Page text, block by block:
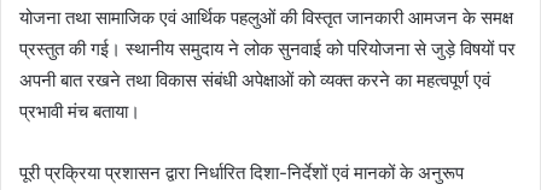
योजना तथा सामाजिक एवं आर्थिक पहलुओं की विस्तृत जानकारी आमजन के समक्ष
प्रस्तुत की गई। स्थानीय समुदाय ने लोक सुनवाई को परियोजना से जुड़े विषयों पर
अपनी बात रखने तथा विकास संबंधी अपेक्षाओं को व्यक्त करने का महत्वपूर्ण एवं
प्रभावी मंच बताया।
पूरी प्रक्रिया प्रशासन द्वारा निर्धारित दिशा-निर्देशों एवं मानकों के अनुरूप